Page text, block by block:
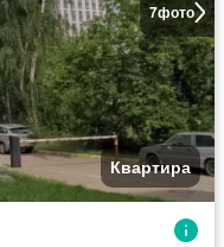
7фото
Квартира